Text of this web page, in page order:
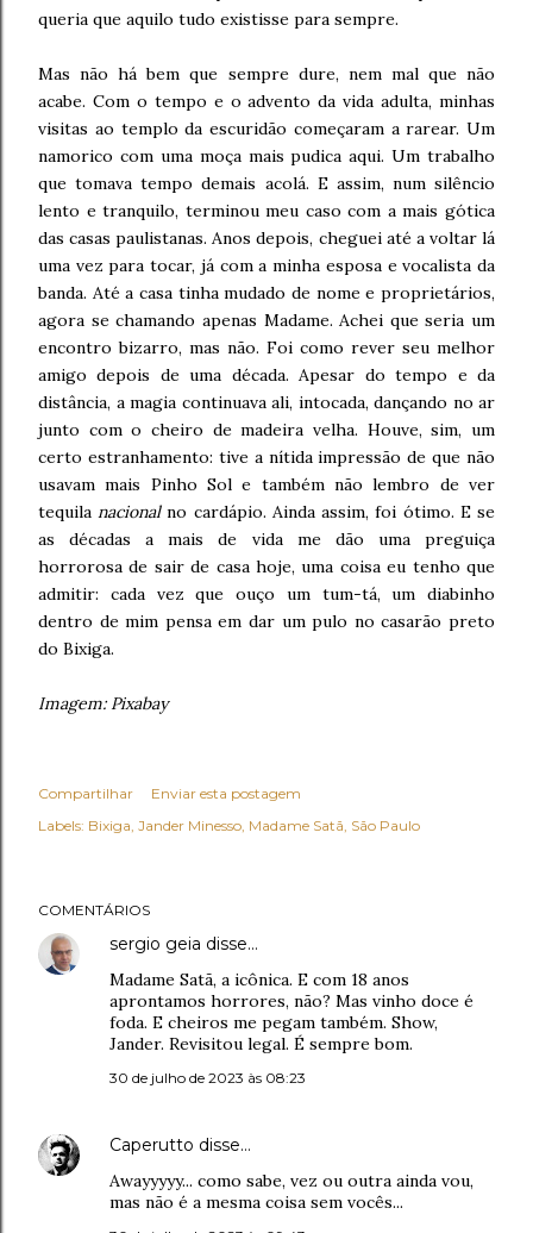
queria que aquilo tudo existisse para sempre.
Mas não há bem que sempre dure, nem mal que não
acabe. Com o tempo e o advento da vida adulta, minhas
visitas ao templo da escuridão começaram a rarear. Um
namorico com uma moça mais pudica aqui. Um trabalho
que tomava tempo demais acolá. E assim, num silêncio
lento e tranquilo, terminou meu caso com a mais gótica
das casas paulistanas. Anos depois, cheguei até a voltar lá
uma vez para tocar, já com a minha esposa e vocalista da
banda. Até a casa tinha mudado de nome e proprietários,
agora se chamando apenas Madame. Achei que seria um
encontro bizarro, mas não. Foi como rever seu melhor
amigo depois de uma década. Apesar do tempo e da
distância, a magia continuava ali, intocada, dançando no ar
junto com o cheiro de madeira velha. Houve, sim, um
certo estranhamento: tive a nítida impressão de que não
usavam mais Pinho Sol e também não lembro de ver
tequilanacionalno cardápio. Ainda assim, foi ótimo. E se
as décadas a mais de vida me dão uma preguiça
horrorosa de sair de casa hoje, uma coisa eu tenho que
admitir: cada vez que ouço um tum-tá, um diabinho
dentro de mim pensa em dar um pulo no casarão preto
do Bixiga.
Imagem: Pixabay
Compartilhar
Enviar esta postagem
Labels: Bixiga Jander Minesso Madame Satã São Paulo
COMENTÁRIOS
sergio geia disse…
Madame Satã, a icônica. E com 18 anos
aprontamos horrores, não? Mas vinho doce é
foda. E cheiros me pegam também. Show,
Jander. Revisitou legal. É sempre bom.
30 de julho de 2023 às 08:23
Caperutto disse…
Awayyyyy... como sabe, vez ou outra ainda vou,
mas não é a mesma coisa sem vocês...